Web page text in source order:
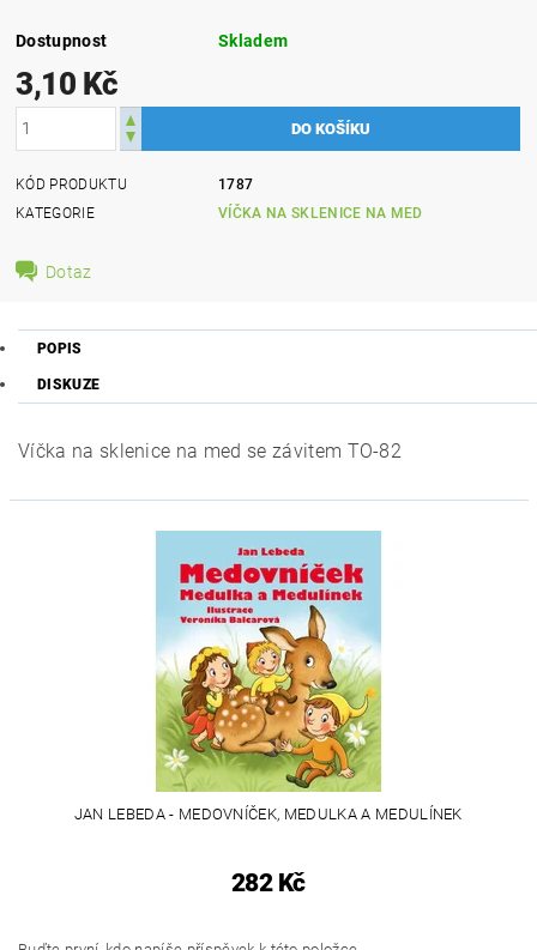
Dostupnost Skladem
3,10 Kč
KÓD PRODUKTU
1787
KATEGORIE
VÍČKA NA SKLENICE NA MED
Dotaz
POPIS
DISKUZE
Víčka na sklenice na med se závitem TO-82
JAN LEBEDA - MEDOVNÍČEK, MEDULKA A MEDULÍNEK
282 Kč